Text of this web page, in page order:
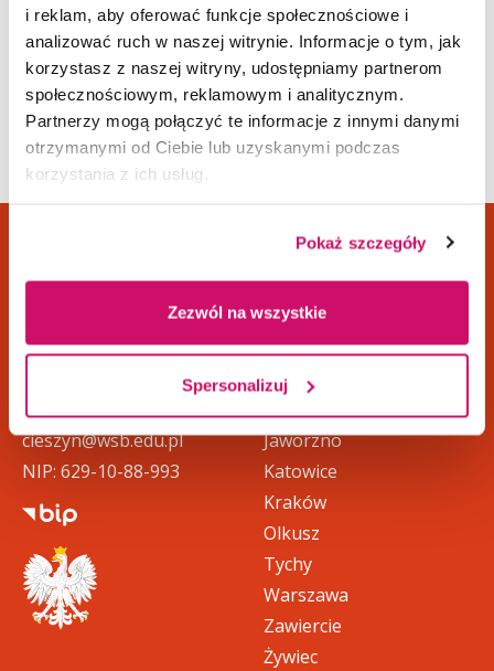
i reklam, aby oferować funkcje społecznościowe i
analizować ruch w naszej witrynie. Informacje o tym, jak
korzystasz z naszej witryny, udostępniamy partnerom
społecznościowym, reklamowym i analitycznym.
Partnerzy mogą połączyć te informacje z innymi danymi
otrzymanymi od Ciebie lub uzyskanymi podczas
korzystania z ich usług.
Pokaż szczegóły
Zezwól na wszystkie
Spersonalizuj
INSTRUKCJA LOGOWANIA
ul. Frysztacka 44
tel.+48 33 852 30 94
cieszyn@wsb.edu.pl
NIP: 629-10-88-993
Cieszyn
Dąbrowa Górnicza
Gliwice
Jaworzno
Katowice
Kraków
Olkusz
Tychy
Warszawa
Zawiercie
Żywiec